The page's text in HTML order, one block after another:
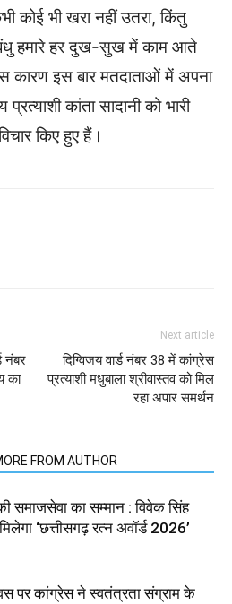
कोई भी खरा नहीं उतरा, किंतु
बंधु हमारे हर दुख-सुख में काम आते
कारण इस बार मतदाताओं में अपना
कांता सादानी को भारी
किए हुए हैं।
नंबर
का
Next article
दिग्विजय वार्ड नंबर 38 में कांग्रेस
प्रत्याशी मधुबाला श्रीवास्तव को मिल
रहा अपार समर्थन
FROM AUTHOR
समाजसेवा का सम्मान : विवेक सिंह
‘छत्तीसगढ़ रत्न अवॉर्ड 2026’
पर कांग्रेस ने स्वतंत्रता संग्राम के